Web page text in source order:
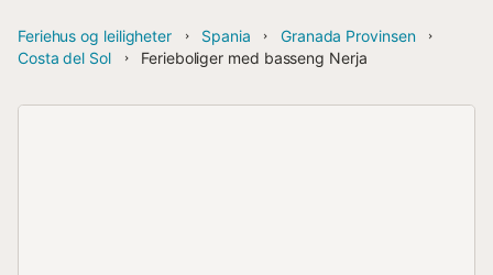
Feriehus og leiligheter Spania
Granada Provinsen
Costa del Sol
Ferieboliger med basseng Nerja